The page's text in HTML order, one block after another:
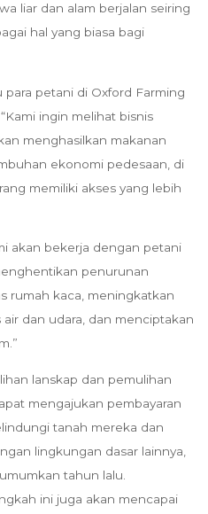
liar dan alam berjalan seiring
hal yang biasa bagi
petani di Oxford Farming
ingin melihat bisnis
menghasilkan makanan
ekonomi pedesaan, di
memiliki akses yang lebih
akan bekerja dengan petani
penurunan
rumah kaca, meningkatkan
dan udara, dan menciptakan
lanskap dan pemulihan
mengajukan pembayaran
tanah mereka dan
lingkungan dasar lainnya,
tahun lalu.
ini juga akan mencapai